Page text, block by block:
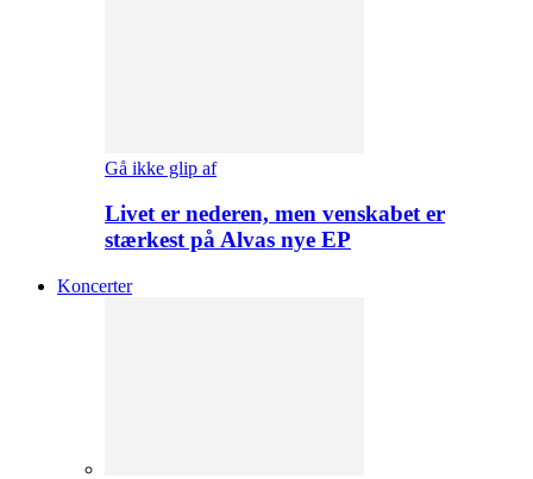
Gå ikke glip af
Livet er nederen, men venskabet er
stærkest på Alvas nye EP
Koncerter